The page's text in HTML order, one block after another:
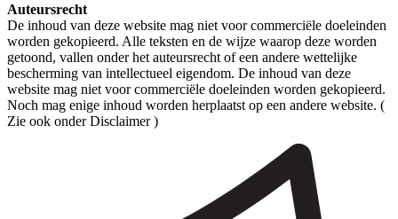
Auteursrecht
De inhoud van deze website mag niet voor commerciële doeleinden
worden gekopieerd. Alle teksten en de wijze waarop deze worden
getoond, vallen onder het auteursrecht of een andere wettelijke
bescherming van intellectueel eigendom. De inhoud van deze
website mag niet voor commerciële doeleinden worden gekopieerd.
Noch mag enige inhoud worden herplaatst op een andere website. (
Zie ook onder Disclaimer )